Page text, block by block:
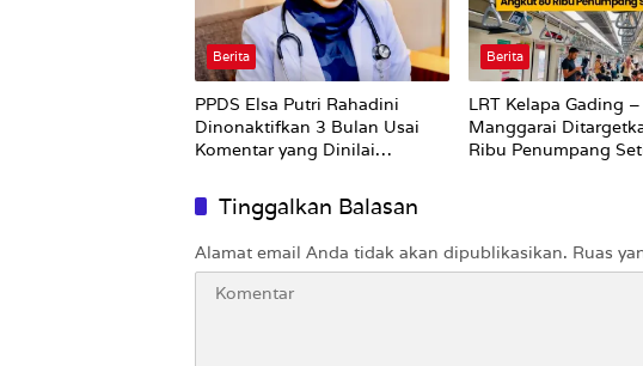
Berita
PPDS Elsa Putri Rahadini
Dinonaktifkan 3 Bulan Usai
Komentar yang Dinilai
Berita
LRT Kelapa Gading –
Manggarai
Ribu Penumpang
Tinggalkan Balasan
Alamat email Anda tidak akan dipublikasikan. Ruas